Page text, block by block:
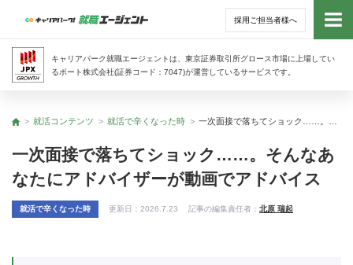
採用ご担当者様へ
キャリアパーク就職エージェントは、東京証券取引所グロース市場に上場してい
るポート株式会社(証券コード：7047)が運営しているサービスです。
トッ
トップ
就活コンテンツ 就活で辛くなった時
一次面接で落ちてショック……。そんなあ
なたにアドバイザーが動画でアドバイス
就活で辛くなった時 更新日： 2026.7.23 記事の編集責任者： 北原 瑞起